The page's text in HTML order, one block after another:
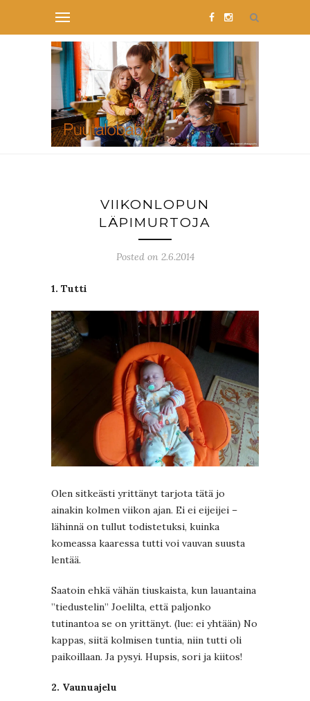
VIIKONLOPUN
LÄPIMURTOJA
Posted on 2.6.2014
1. Tutti
Olen sitkeästi yrittänyt tarjota tätä jo
ainakin kolmen viikon ajan. Ei ei eijeijei –
lähinnä on tullut todistetuksi, kuinka
komeassa kaaressa tutti voi vauvan suusta
lentää.
Saatoin ehkä vähän tiuskaista, kun lauantaina
”tiedustelin” Joelilta, että paljonko
tutinantoa se on yrittänyt. (lue: ei yhtään) No
kappas, siitä kolmisen tuntia, niin tutti oli
paikoillaan. Ja pysyi. Hupsis, sori ja kiitos!
2. Vaunuajelu